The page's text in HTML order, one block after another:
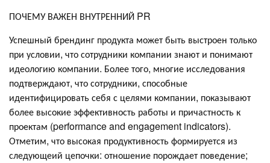
ПОЧЕМУ ВАЖЕН ВНУТРЕННИЙ PR
Успешный брендинг продукта может быть выстроен только
при условии, что сотрудники компании знают и понимают
идеологию компании. Более того, многие исследования
подтверждают, что сотрудники, способные
идентифицировать себя с целями компании, показывают
более высокие эффективность работы и причастность к
проектам (performance and engagement indicators).
Отметим, что высокая продуктивность формируется из
следующеий цепочки: отношение порождает поведение;